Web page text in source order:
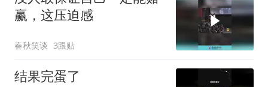
赢，这压迫感
春秋笑谈 3跟贴
结果完蛋了